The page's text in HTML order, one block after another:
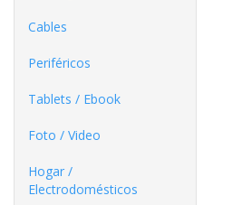
Cables
Periféricos
Tablets / Ebook
Foto / Video
Hogar /
Electrodomésticos